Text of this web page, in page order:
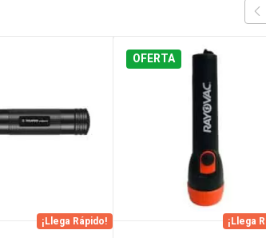
¡Llega Rápido!
OFERTA
¡Llega